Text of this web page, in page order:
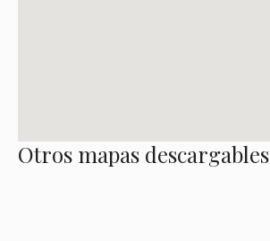
Otros mapas descargables